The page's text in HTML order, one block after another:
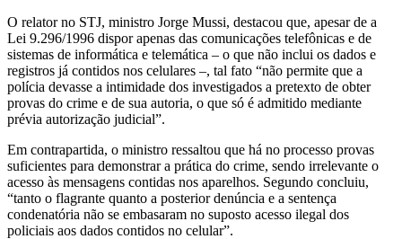
O relator no STJ, ministro Jorge Mussi, destacou que, apesar de a
Lei 9.296/1996 dispor apenas das comunicações telefônicas e de
sistemas de informática e telemática – o que não inclui os dados e
registros já contidos nos celulares –, tal fato “não permite que a
polícia devasse a intimidade dos investigados a pretexto de obter
provas do crime e de sua autoria, o que só é admitido mediante
prévia autorização judicial”.
Em contrapartida, o ministro ressaltou que há no processo provas
suficientes para demonstrar a prática do crime, sendo irrelevante o
acesso às mensagens contidas nos aparelhos. Segundo concluiu,
“tanto o flagrante quanto a posterior denúncia e a sentença
condenatória não se embasaram no suposto acesso ilegal dos
policiais aos dados contidos no celular”.